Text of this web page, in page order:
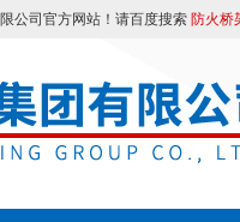
公司官方网站！请百度搜索 防火桥